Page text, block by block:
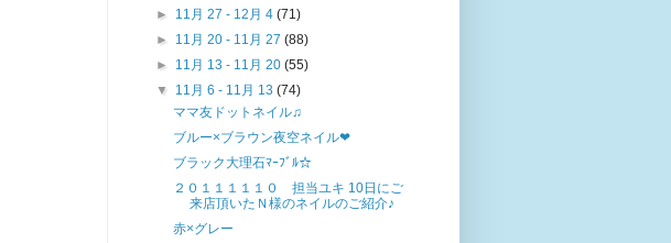
► 11月 27 - 12月 4(71)
► 11月 20 - 11月 27(88)
► 11月 13 - 11月 20(55)
▼ 11月 6 - 11月 13(74)
ママ友ドットネイル♫
ブルー×ブラウン夜空ネイル❤
ブラック大理石ﾏｰﾌﾞﾙ☆
２０１１１１１０ 担当ユキ 10日にご
来店頂いたＮ様のネイルのご紹介♪
赤×グレー